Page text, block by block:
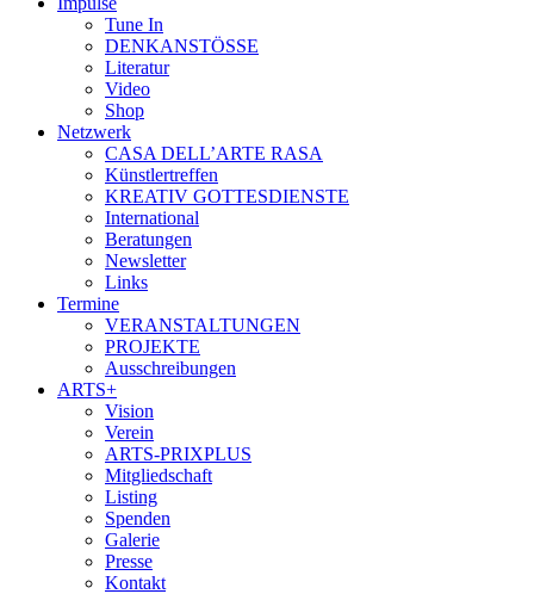
Tune In
DENKANSTÖSSE
Literatur
Video
Shop
Netzwerk
CASA DELL’ARTE RASA
Künstlertreffen
KREATIV GOTTESDIENSTE
International
Beratungen
Newsletter
Links
Termine
VERANSTALTUNGEN
PROJEKTE
Ausschreibungen
ARTS+
Vision
Verein
ARTS-PRIXPLUS
Mitgliedschaft
Listing
Spenden
Galerie
Presse
Kontakt